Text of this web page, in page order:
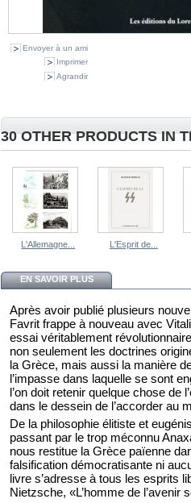
Envoyer à un ami
Imprimer
Agrandir
30 OTHER PRODUCTS IN
L'Allemagne... L'Esprit de...
EN SAVOIR PLUS
Après avoir publié plusieurs
Favrit frappe à nouveau avec
essai véritablement
non seulement les doctrines
la Grèce, mais aussi la manière
l’impasse dans laquelle se sont
l’on doit retenir quelque chose de
dans le dessein de l’accorder au
De la philosophie élitiste et
passant par le trop méconnu
nous restitue la Grèce païenne
falsification démocratisante ni
livre s’adresse à tous les esprits
Nietzsche, «L’homme de l’avenir